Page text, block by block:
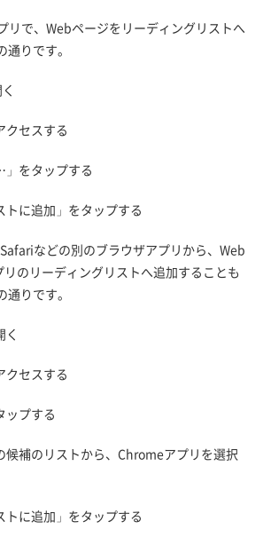
リで、Webページをリーディングリストへ
りです。
クセスする
をタップする
に追加」をタップする
などの別のブラウザアプリから、Web
のリーディングリストへ追加することも
りです。
く
クセスする
ップする
候補のリストから、Chromeアプリを選択
トに追加」をタップする